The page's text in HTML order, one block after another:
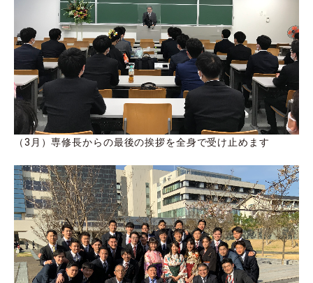
（3月）専修長からの最後の挨拶を全身で受け止めます